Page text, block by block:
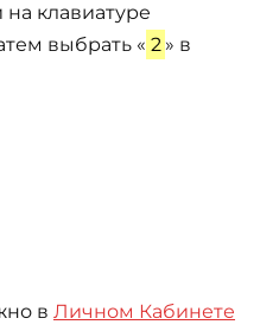
клавиатуре
выбрать « 2» в
в Личном Кабинете